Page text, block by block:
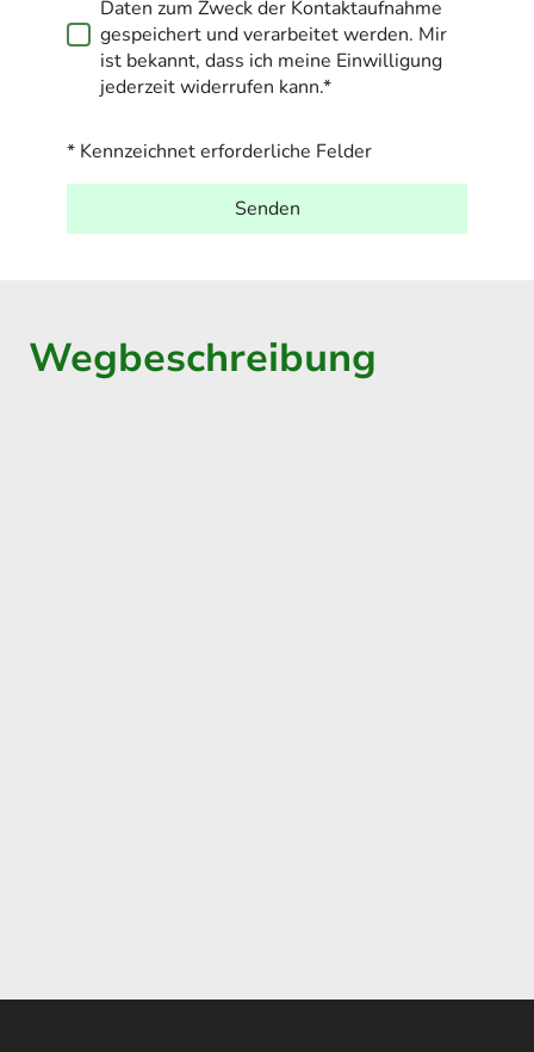
Daten zum Zweck der Kontaktaufnahme
gespeichert und verarbeitet werden. Mir
ist bekannt, dass ich meine Einwilligung
jederzeit widerrufen kann.*
* Kennzeichnet erforderliche Felder
Senden
Wegbeschreibung